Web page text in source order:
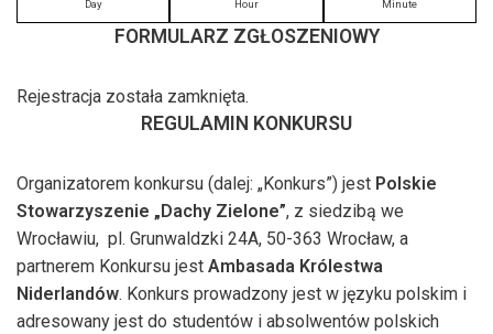
Day Hour Minute
FORMULARZ ZGŁOSZENIOWY
Rejestracja została zamknięta.
REGULAMIN KONKURSU
Organizatorem konkursu (dalej: „Konkurs”) jest Polskie
Stowarzyszenie „Dachy Zielone”, z siedzibą we
Wrocławiu, pl. Grunwaldzki 24A, 50-363 Wrocław, a
partnerem Konkursu jest Ambasada Królestwa
Niderlandów. Konkurs prowadzony jest w języku polskim i
adresowany jest do studentów i absolwentów polskich